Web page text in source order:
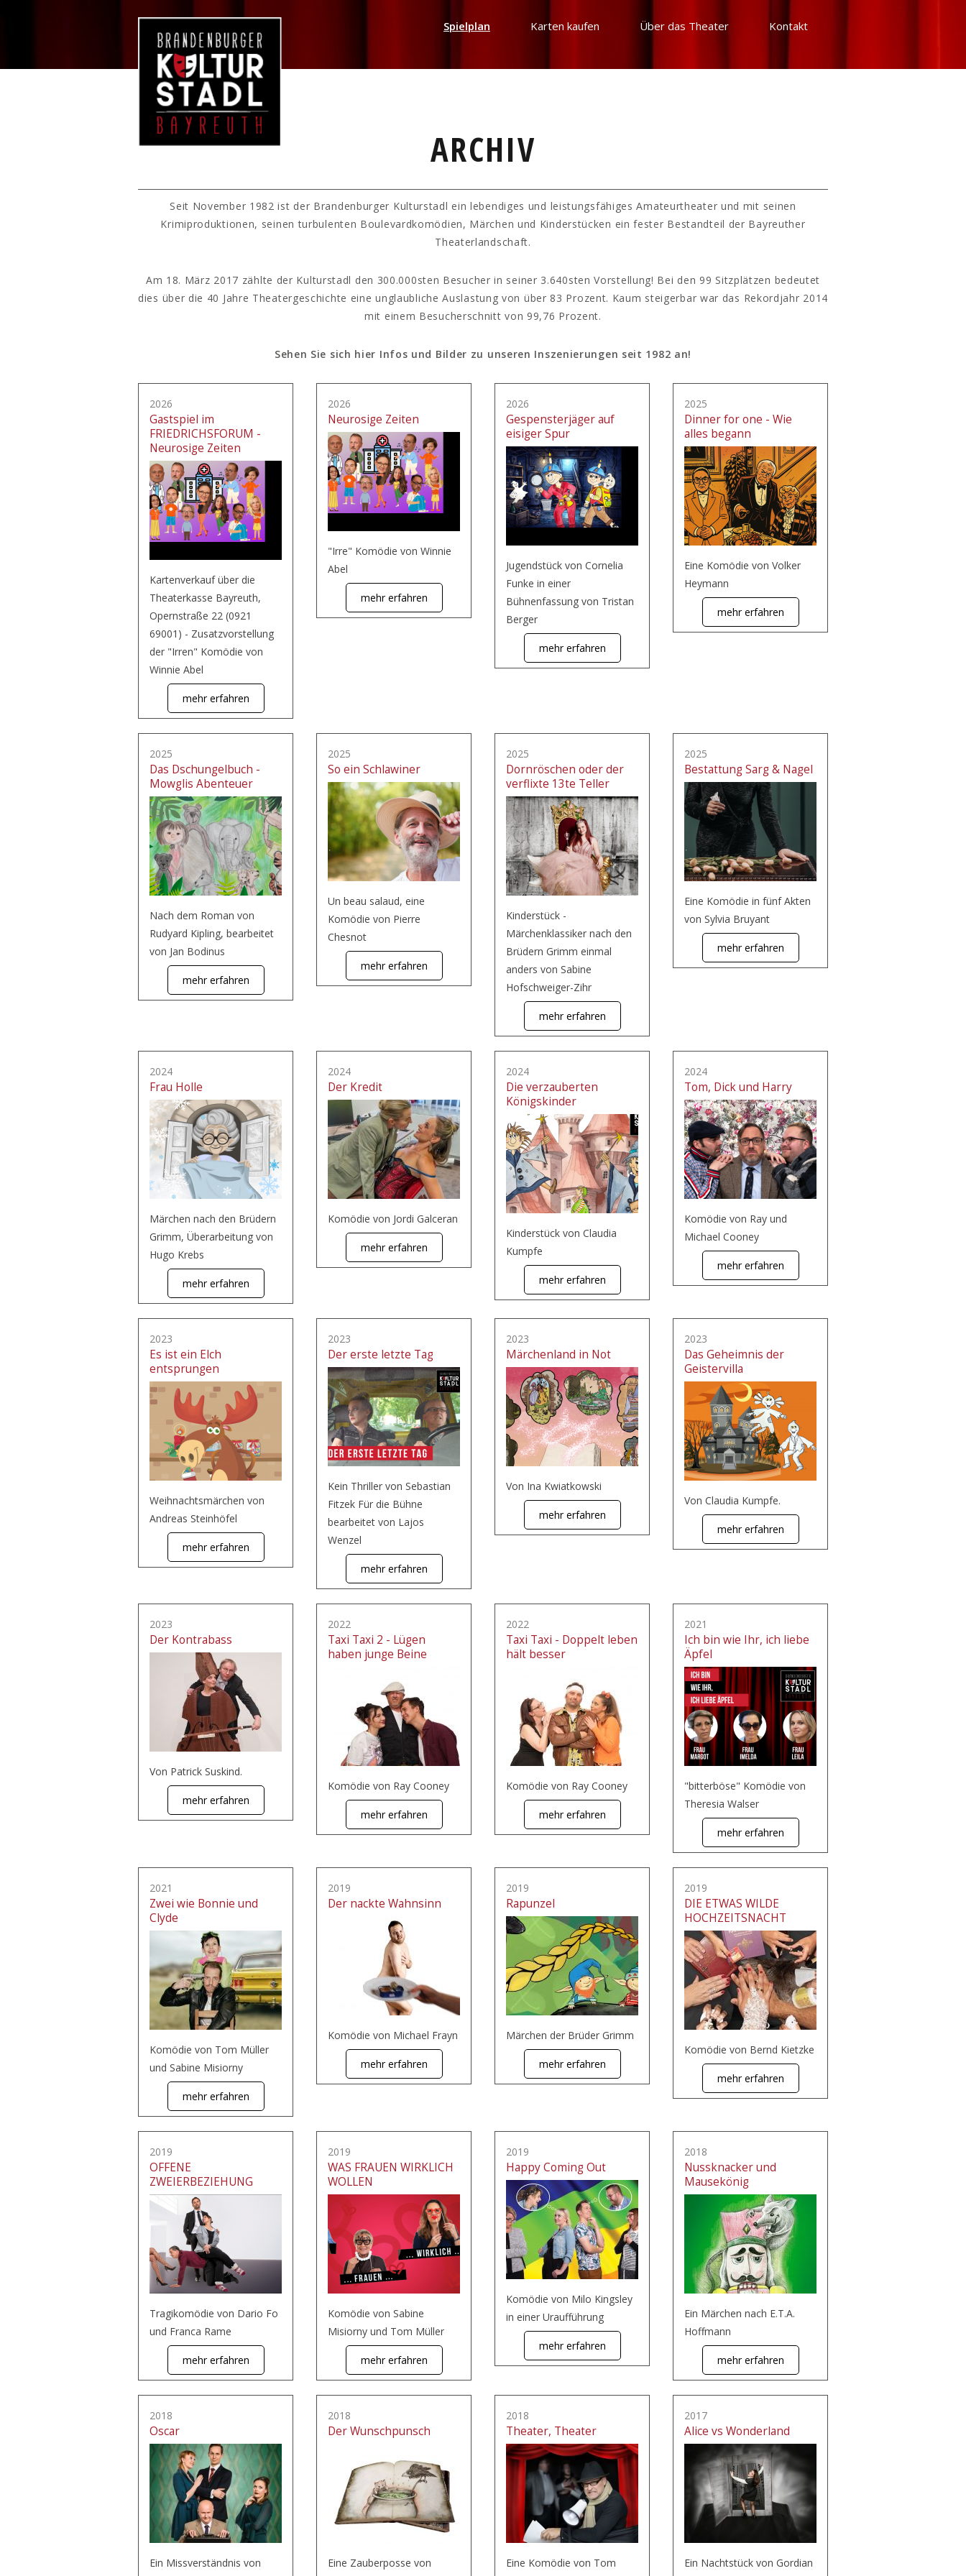
Spielplan Karten kaufen Über das Theater Kontakt
ARCHIV
Seit November 1982 ist der Brandenburger Kulturstadl ein lebendiges und leistungsfähiges Amateurtheater und mit seinen
Krimiproduktionen, seinen turbulenten Boulevardkomödien, Märchen und Kinderstücken ein fester Bestandteil der Bayreuther
Theaterlandschaft.
Am 18. März 2017 zählte der Kulturstadl den 300.000sten Besucher in seiner 3.640sten Vorstellung! Bei den 99 Sitzplätzen bedeutet
dies über die 40 Jahre Theatergeschichte eine unglaubliche Auslastung von über 83 Prozent. Kaum steigerbar war das Rekordjahr 2014
mit einem Besucherschnitt von 99,76 Prozent.
Sehen Sie sich hier Infos und Bilder zu unseren Inszenierungen seit 1982 an!
2026
Gastspiel im
FRIEDRICHSFORUM -
Neurosige Zeiten
Kartenverkauf über die
Theaterkasse Bayreuth,
Opernstraße 22 (0921
69001) - Zusatzvorstellung
der "Irren" Komödie von
Winnie Abel
mehr erfahren
2026
Neurosige Zeiten
"Irre" Komödie von Winnie
Abel
mehr erfahren
2026
Gespensterjäger auf
eisiger Spur
Jugendstück von Cornelia
Funke in einer
Bühnenfassung von Tristan
Berger
mehr erfahren
2025
Dinner for one - Wie
alles begann
Eine Komödie von Volker
Heymann
mehr erfahren
2025
Das Dschungelbuch -
Mowglis Abenteuer
Nach dem Roman von
Rudyard Kipling, bearbeitet
von Jan Bodinus
mehr erfahren
2025
So ein Schlawiner
Un beau salaud, eine
Komödie von Pierre
Chesnot
mehr erfahren
2025
Dornröschen oder der
verflixte 13te Teller
Kinderstück -
Märchenklassiker nach den
Brüdern Grimm einmal
anders von Sabine
Hofschweiger-Zihr
mehr erfahren
2025
Bestattung Sarg & Nagel
Eine Komödie in fünf Akten
von Sylvia Bruyant
mehr erfahren
2024
Frau Holle
Märchen nach den Brüdern
Grimm, Überarbeitung von
Hugo Krebs
mehr erfahren
2024
Der Kredit
Komödie von Jordi Galceran
mehr erfahren
2024
Die verzauberten
Königskinder
Kinderstück von Claudia
Kumpfe
mehr erfahren
2024
Tom, Dick und Harry
Komödie von Ray und
Michael Cooney
mehr erfahren
2023
Es ist ein Elch
entsprungen
Weihnachtsmärchen von
Andreas Steinhöfel
mehr erfahren
2023
Der erste letzte Tag
Kein Thriller von Sebastian
Fitzek Für die Bühne
bearbeitet von Lajos
Wenzel
mehr erfahren
2023
Märchenland in Not
Von Ina Kwiatkowski
mehr erfahren
2023
Das Geheimnis der
Geistervilla
Von Claudia Kumpfe.
mehr erfahren
2023
Der Kontrabass
Von Patrick Suskind.
mehr erfahren
2022
Taxi Taxi 2 - Lügen
haben junge Beine
Komödie von Ray Cooney
mehr erfahren
2022
Taxi Taxi - Doppelt leben
hält besser
Komödie von Ray Cooney
mehr erfahren
2021
Ich bin wie Ihr, ich liebe
Äpfel
"bitterböse" Komödie von
Theresia Walser
mehr erfahren
2021
Zwei wie Bonnie und
Clyde
Komödie von Tom Müller
und Sabine Misiorny
mehr erfahren
2019
Der nackte Wahnsinn
Komödie von Michael Frayn
mehr erfahren
2019
Rapunzel
Märchen der Brüder Grimm
mehr erfahren
2019
DIE ETWAS WILDE
HOCHZEITSNACHT
Komödie von Bernd Kietzke
mehr erfahren
2019
OFFENE
ZWEIERBEZIEHUNG
Tragikomödie von Dario Fo
und Franca Rame
mehr erfahren
2019
WAS FRAUEN WIRKLICH
WOLLEN
Komödie von Sabine
Misiorny und Tom Müller
mehr erfahren
2019
Happy Coming Out
Komödie von Milo Kingsley
in einer Uraufführung
mehr erfahren
2018
Nussknacker und
Mausekönig
Ein Märchen nach E.T.A.
Hoffmann
mehr erfahren
2018
Oscar
Ein Missverständnis von
2018
Der Wunschpunsch
Eine Zauberposse von
2018
Theater, Theater
Eine Komödie von Tom
2017
Alice vs Wonderland
Ein Nachtstück von Gordian